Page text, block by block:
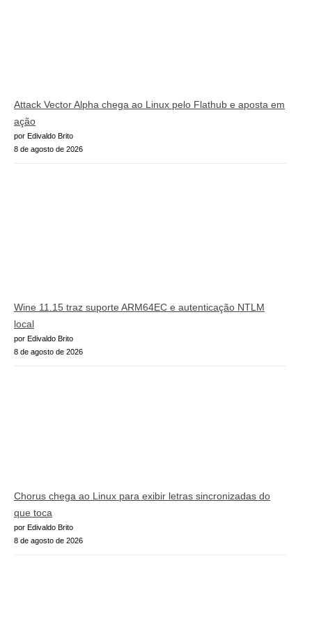
Attack Vector Alpha chega ao Linux pelo Flathub e aposta em
ação
por Edivaldo Brito
8 de agosto de 2026
Wine 11.15 traz suporte ARM64EC e autenticação NTLM
local
por Edivaldo Brito
8 de agosto de 2026
Chorus chega ao Linux para exibir letras sincronizadas do
que toca
por Edivaldo Brito
8 de agosto de 2026